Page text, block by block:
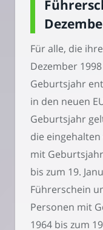
Für alle, die
Dezember
Geburtsjahr
in den neuen
Geburtsjahr
die
mit
bis zum 19.
Führerschein
Personen mit
1964 bis zum